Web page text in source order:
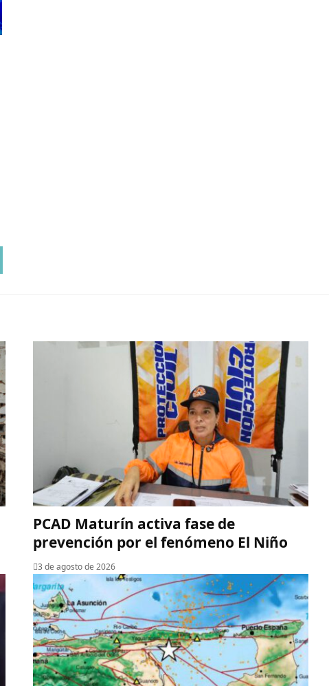
PCAD Maturín activa fase de
prevención por el fenómeno El Niño
3 de agosto de 2026